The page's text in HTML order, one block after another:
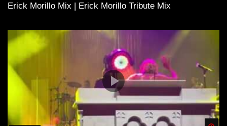
Erick Morillo Mix | Erick Morillo Tribute Mix